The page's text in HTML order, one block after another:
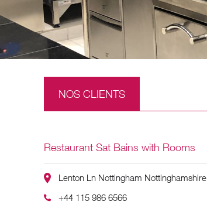
NOS CLIENTS
Restaurant Sat Bains with Rooms
Lenton Ln Nottingham Nottinghamshire
+44 115 986 6566